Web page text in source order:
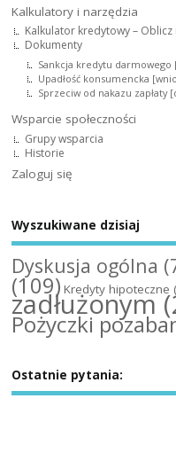
Kalkulatory i narzędzia
Kalkulator kredytowy – Oblicz
Dokumenty
Sankcja kredytu
Upadłość konsumencka
Sprzeciw od nakazu zapłaty
Wsparcie społeczności
Grupy wsparcia
Historie
Zaloguj się
Wyszukiwane dzisiaj
Dyskusja ogólna
(109) Kredyty hipoteczne
zadłużonym
Pożyczki
Ostatnie pytania: